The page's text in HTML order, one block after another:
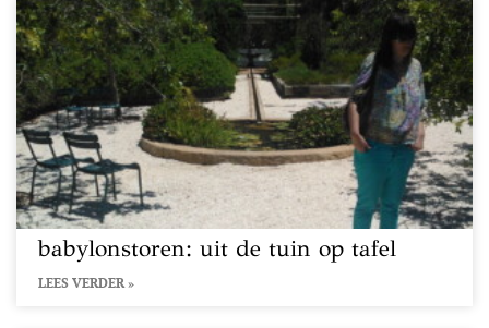
babylonstoren: uit de tuin op tafel
LEES VERDER »